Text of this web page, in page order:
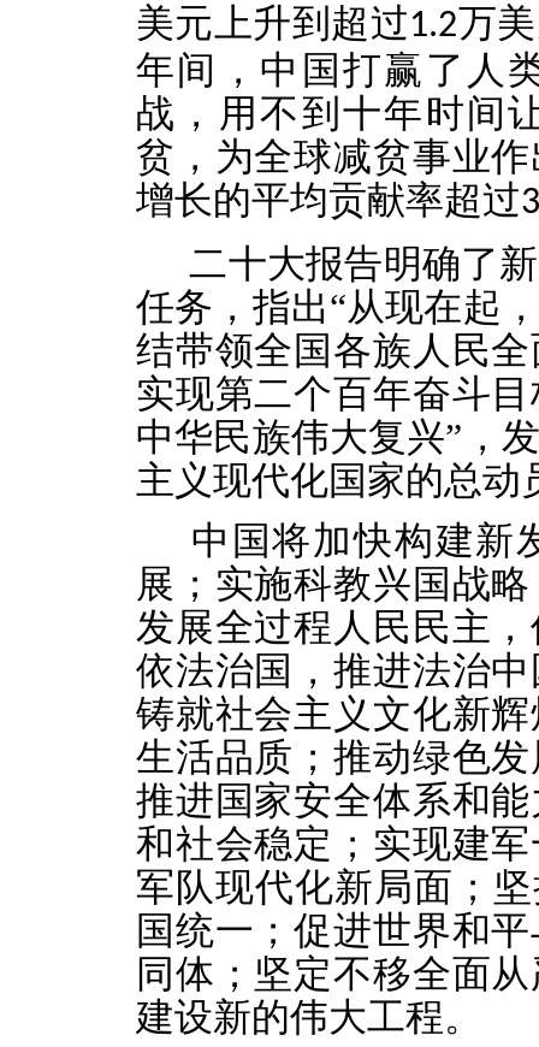
美元上升到超过1.2万
年间，中国打赢了人
战，用不到十年时间
贫，为全球减贫事业
增长的平均贡献率超过
二十大报告明确了
任务，指出“从现在起
结带领全国各族人民
实现第二个百年奋斗
中华民族伟大复兴”，
主义现代化国家的总动
中国将加快构建新
展；实施科教兴国战
发展全过程人民民主
依法治国，推进法治
铸就社会主义文化新
生活品质；推动绿色
推进国家安全体系和
和社会稳定；实现建
军队现代化新局面；
国统一；促进世界和
同体；坚定不移全面
建设新的伟大工程。